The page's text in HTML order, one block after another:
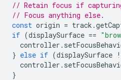
// Retain focus if
// Focus anything else.
const origin = track .
if (displaySurface ==
controller .
} else if (displaySurface
controller .
}